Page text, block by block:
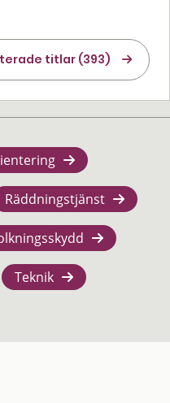
titlar (393)
Räddningstjänst
Teknik